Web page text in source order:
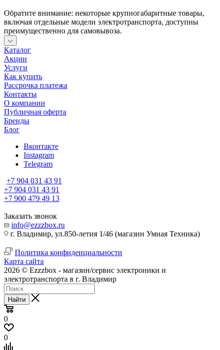
Обратите внимание: некоторые крупногабаритные товары,
включая отдельные модели электротранспорта, доступны
преимущественно для самовывоза.
Каталог
Акции
Услуги
Как купить
Рассрочка платежа
Контакты
О компании
Публичная оферта
Бренды
Блог
Вконтакте
Instagram
Telegram
+7 904 031 43 91
+7 904 031 43 91
+7 900 479 49 13
Заказать звонок
info@ezzzbox.ru
г. Владимир, ул.850-летия 1/46 (магазин Умная Техника)
Политика конфиденциальности
Карта сайта
2026 © Ezzzbox - магазин/сервис электроники и
электротранспорта в г. Владимир
Найти
0
0